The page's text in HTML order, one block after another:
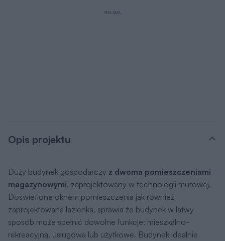
REKLAMA
Opis projektu
Duży budynek gospodarczy z dwoma pomieszczeniami
magazynowymi, zaprojektowany w technologii murowej.
Doświetlone oknem pomieszczenia jak również
zaprojektowana łazienka, sprawia że budynek w łatwy
sposób może spełnić dowolne funkcje: mieszkalno-
rekreacyjną, usługową lub użytkowe. Budynek idealnie